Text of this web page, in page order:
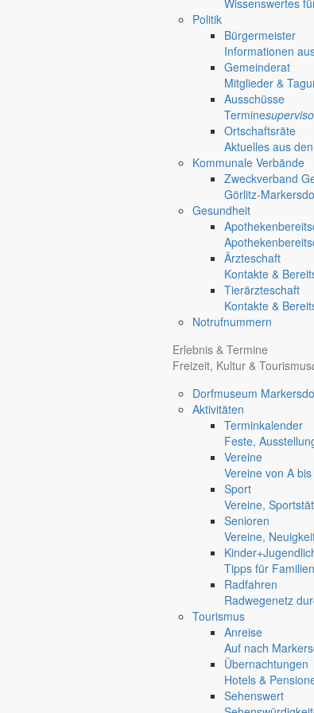
Wissenswertes
Politik
Bürgermeister
Informationen
Gemeinderat
Mitglieder &
Ausschüsse
Termine
Ortschaftsräte
Aktuelles aus
Kommunale Verbände
Zweckverband
Görlitz-
Gesundheit
Ärzteschaft
Kontakte &
Tierärzteschaft
Kontakte &
Notrufnummern
Erlebnis & Termine
Freizeit, Kultur & Tourismus
Dorfmuseum
Aktivitäten
Terminkalender
Feste,
Vereine
Vereine von A
Sport
Vereine,
Senioren
Vereine,
Tipps für Familien
Radfahren
Radwegenetz
Tourismus
Anreise
Auf nach
Übernachtungen
Hotels &
Sehenswert
Öffnungszeiten Rathaus
08:30 – 11:30 Uhr und 14:00 – 18:00 Uhr
08:30 – 11:30 Uhr und 14:00 – 17:00 Uhr
Außerhalb der Öffnungszeiten können Termine vereinbart
E-Mail: sekretariat@gemeinde-markersdorf.de
Aktuelles aus